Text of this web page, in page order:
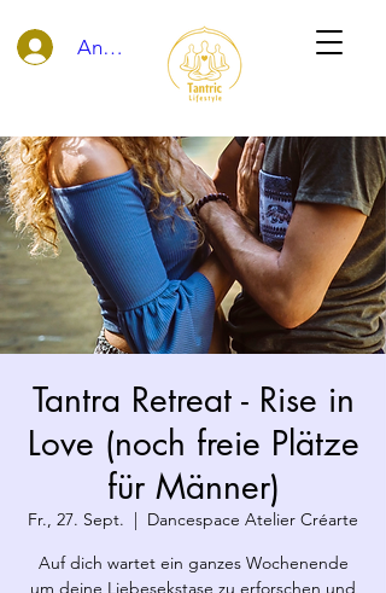
Anmelden
Tantra Retreat - Rise in
Love (noch freie Plätze
für Männer)
Fr., 27. Sept.
  |
Dancespace Atelier Créarte
Auf dich wartet ein ganzes Wochenende
um deine Liebesekstase zu erforschen und